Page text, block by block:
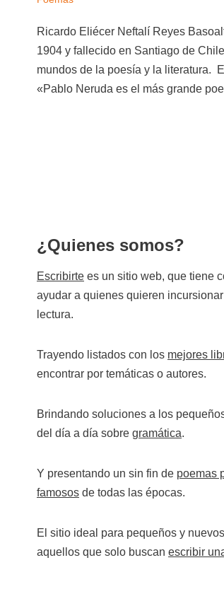
Ricardo Eliécer Neftalí Reyes
1904 y fallecido en Santiago de
mundos de la poesía y la literatura.
«Pablo Neruda es el más grande
¿Quienes somos?
Escribirte es un sitio web, que tiene
ayudar a quienes quieren
lectura.
Trayendo listados con los mejores
encontrar por temáticas o autores.
Brindando soluciones a los
del día a día sobre gramática.
Y presentando un sin fin de poemas
famosos de todas las épocas.
El sitio ideal para pequeños y
aquellos que solo buscan escribir